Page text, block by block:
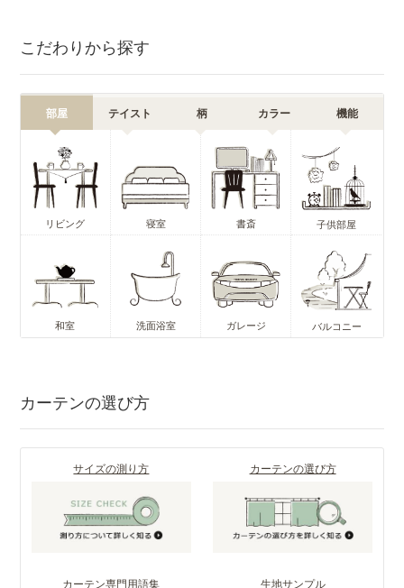
こだわりから探す
部屋 テイスト 柄 カラー 機能
リビング 寝室 書斎 子供部屋
和室 洗面浴室 ガレージ バルコニー
カーテンの選び方
サイズの測り方 カーテンの選び方
カーテン専門用語集 生地サンプル